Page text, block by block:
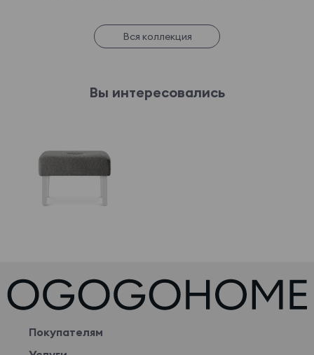
Вся коллекция
Вы интересовались
Покупателям